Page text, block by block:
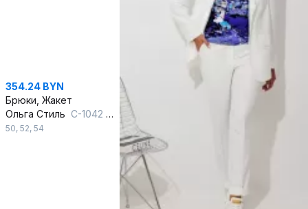
354.24 BYN
Брюки, Жакет
Ольга Стиль С-1042 сине-фиолетовый
50, 52, 54